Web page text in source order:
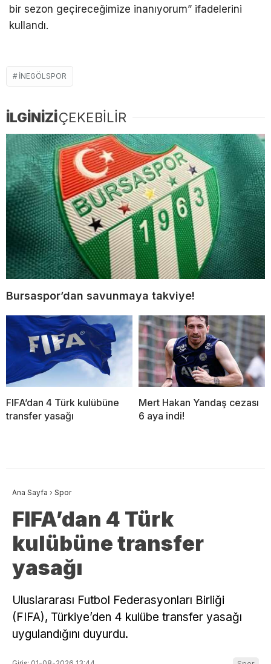
bir sezon geçireceğimize inanıyorum” ifadelerini
kullandı.
İNEGÖLSPOR
İLGİNİZİÇEKEBİLİR
Bursaspor’dan savunmaya takviye!
FIFA’dan 4 Türk kulübüne
transfer yasağı
Mert Hakan Yandaş cezası
6 aya indi!
Ana Sayfa › Spor
FIFA’dan 4 Türk
kulübüne transfer
yasağı
Uluslararası Futbol Federasyonları Birliği
(FIFA), Türkiye’den 4 kulübe transfer yasağı
uygulandığını duyurdu.